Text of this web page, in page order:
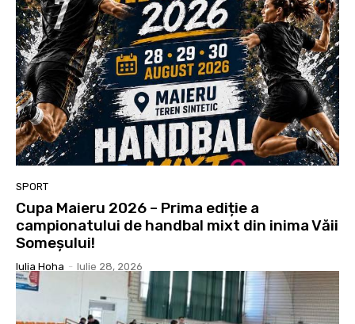
SPORT
Cupa Maieru 2026 – Prima ediție a
campionatului de handbal mixt din inima Văii
Someșului!
Iulia Hoha - Iulie 28, 2026